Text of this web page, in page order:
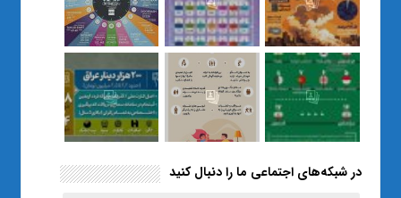
در مهم‌ترین گالری قرآنی هوش
مصنوعی تهران
در شبکه‌های اجتماعی ما را دنبال کنید